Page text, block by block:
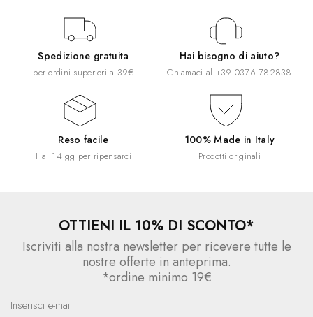
Spedizione gratuita
per ordini superiori a 39€
Hai bisogno di aiuto?
Chiamaci al +39 0376 782838
Reso facile
Hai 14 gg per ripensarci
100% Made in Italy
Prodotti originali
OTTIENI IL 10% DI SCONTO*
Iscriviti alla nostra newsletter per ricevere tutte le
nostre offerte in anteprima.
*ordine minimo 19€